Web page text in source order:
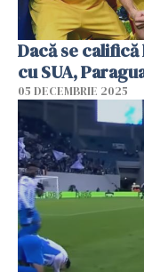
Dacă se
cu SUA,
05 DECEMBRIE 2025